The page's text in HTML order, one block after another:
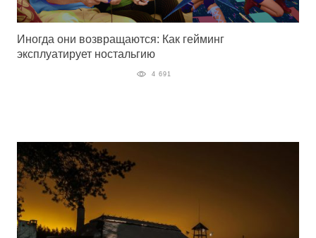
Иногда они возвращаются: Как гейминг
эксплуатирует ностальгию
4 691